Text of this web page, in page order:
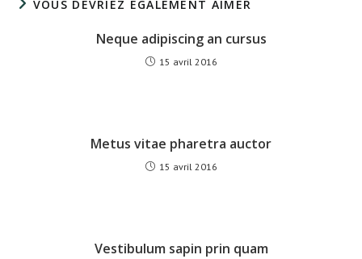
VOUS DEVRIEZ ÉGALEMENT AIMER
Neque adipiscing an cursus
15 avril 2016
Metus vitae pharetra auctor
15 avril 2016
Vestibulum sapin prin quam